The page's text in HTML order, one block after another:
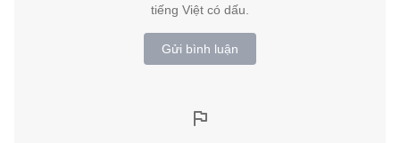
tiếng Việt có dấu.
Gửi bình luận